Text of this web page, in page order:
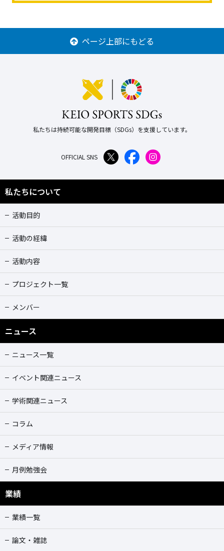
ページ上部にもどる
私たちは持続可能な開発目標（SDGs）を支援しています。
OFFICIAL SNS
私たちについて
活動目的
活動の経緯
活動内容
プロジェクト一覧
メンバー
ニュース
ニュース一覧
イベント関連ニュース
学術関連ニュース
コラム
メディア情報
月例勉強会
業績
業績一覧
論文・雑誌